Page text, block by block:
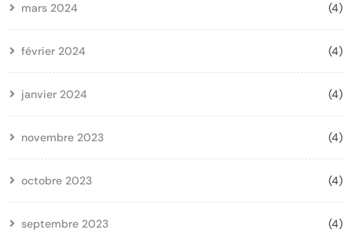
mars 2024 (4)
février 2024 (4)
janvier 2024 (4)
novembre 2023 (4)
octobre 2023 (4)
septembre 2023 (4)